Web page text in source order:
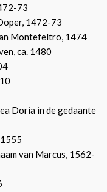
73
1472-73
Montefeltro, 1474
ca. 1480
Doria in de gedaante
van Marcus, 1562-